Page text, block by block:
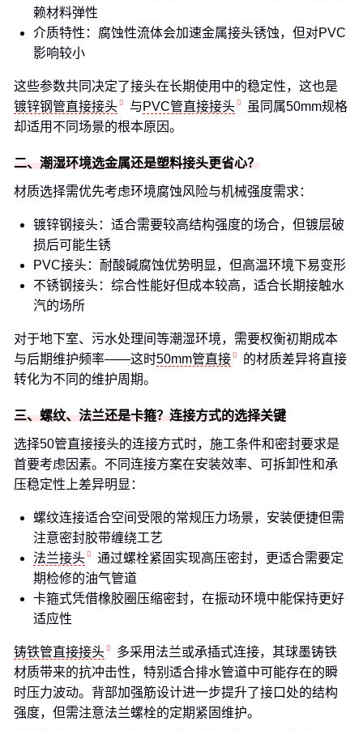
赖材料弹性
介质特性：腐蚀性流体会加速金属接头锈蚀，但对PVC
影响较小
这些参数共同决定了接头在长期使用中的稳定性，这也是
镀锌钢管直接接头
与PVC管直接接头
虽同属50mm规格
却适用不同场景的根本原因。
二、潮湿环境选金属还是塑料接头更省心？
材质选择需优先考虑环境腐蚀风险与机械强度需求：
镀锌钢接头：适合需要较高结构强度的场合，但镀层破
损后可能生锈
PVC接头：耐酸碱腐蚀优势明显，但高温环境下易变形
不锈钢接头：综合性能好但成本较高，适合长期接触水
汽的场所
对于地下室、污水处理间等潮湿环境，需要权衡初期成本
与后期维护频率——这时50mm管直接
的材质差异将直接
转化为不同的维护周期。
三、螺纹、法兰还是卡箍？连接方式的选择关键
选择50管直接接头的连接方式时，施工条件和密封要求是
首要考虑因素。不同连接方案在安装效率、可拆卸性和承
压稳定性上差异明显：
螺纹连接适合空间受限的常规压力场景，安装便捷但需
注意密封胶带缠绕工艺
法兰接头
通过螺栓紧固实现高压密封，更适合需要定
期检修的油气管道
卡箍式凭借橡胶圈压缩密封，在振动环境中能保持更好
适应性
铸铁管直接接头
多采用法兰或承插式连接，其球墨铸铁
材质带来的抗冲击性，特别适合排水管道中可能存在的瞬
时压力波动。背部加强筋设计进一步提升了接口处的结构
强度，但需注意法兰螺栓的定期紧固维护。